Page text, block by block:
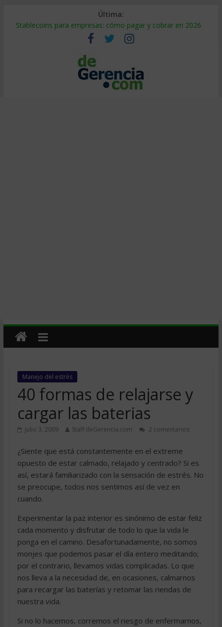
Última:
Stablecoins para empresas: cómo pagar y cobrar en 2026
Despido silencioso: qué es y por qué sale tan caro
IA en selección de personal: cómo auditarla a tiempo
Trabajo forzoso en la cadena de suministro: qué hacer
Mercado hispano de EE. UU.: cómo segmentarlo y venderle
Manejo del estrés
40 formas de relajarse y
cargar las baterias
julio 3, 2009 Staff deGerencia.com 2 comentarios
¿Siente que está constantemente en el extreme
opuesto de estar calmado, relajado y centrado? Si es
así, estará familiarizado con la sensación de estrés. No
se preocupe, todos nos sentimos así de vez en
cuando.
Experimentar la paz interior es sinónimo de estar feliz
cada momento y disfrutar de todo lo que la vida le
ponga en el camino. Desafortunadamente, no somos
monjes que podemos pasar el día entero meditando;
por el contrario, llevamos vidas complicadas. Lo que
nos lleva a la necesidad de, en ocasiones, calmarnos
para recargar las baterías y retomar las riendas de
nuestra vida.
Si no lo hacemos, corremos el riesgo de enfermarnos,